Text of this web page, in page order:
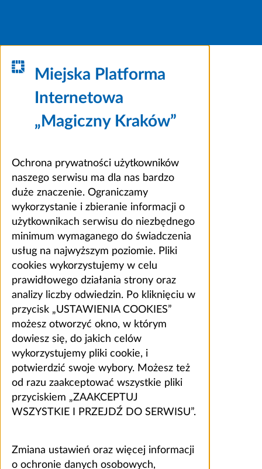
Miejska Platforma
Internetowa
„Magiczny Kraków”
Ochrona prywatności użytkowników
naszego serwisu ma dla nas bardzo
duże znaczenie. Ograniczamy
wykorzystanie i zbieranie informacji o
użytkownikach serwisu do niezbędnego
minimum wymaganego do świadczenia
usług na najwyższym poziomie. Pliki
cookies wykorzystujemy w celu
prawidłowego działania strony oraz
analizy liczby odwiedzin. Po kliknięciu w
przycisk „USTAWIENIA COOKIES”
możesz otworzyć okno, w którym
dowiesz się, do jakich celów
wykorzystujemy pliki cookie, i
potwierdzić swoje wybory. Możesz też
od razu zaakceptować wszystkie pliki
przyciskiem „ZAAKCEPTUJ
WSZYSTKIE I PRZEJDŹ DO SERWISU”.
Zmiana ustawień oraz więcej informacji
o ochronie danych osobowych,